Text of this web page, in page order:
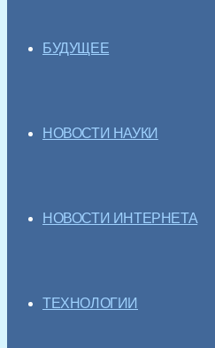
БУДУЩЕЕ
НОВОСТИ НАУКИ
НОВОСТИ ИНТЕРНЕТА
ТЕХНОЛОГИИ